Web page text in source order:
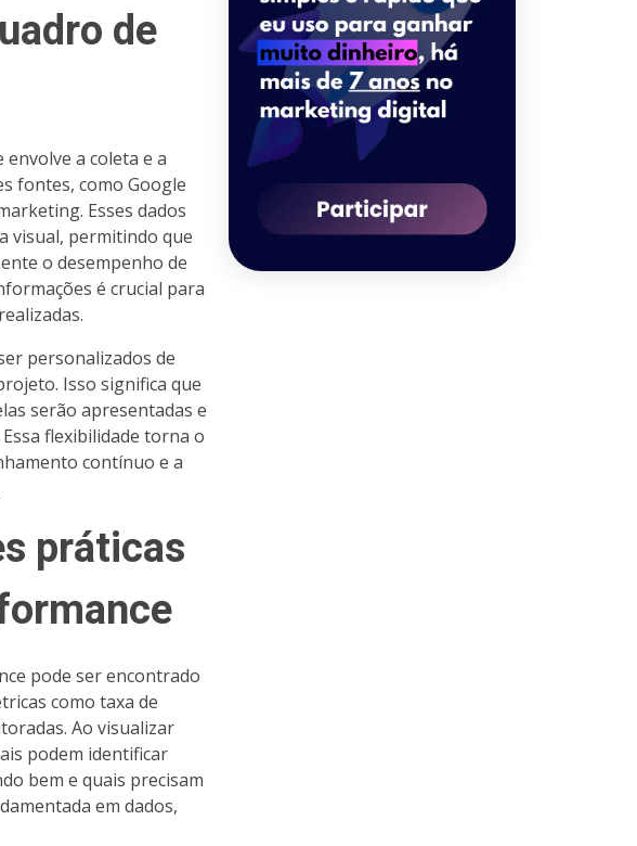
de
a coleta e a
fontes, como Google
Esses dados
visual, permitindo que
o desempenho de
é crucial para
personalizados de
Isso significa que
serão apresentadas e
flexibilidade torna o
contínuo e a
práticas
pode ser encontrado
como taxa de
Ao visualizar
podem identificar
bem e quais precisam
em dados,